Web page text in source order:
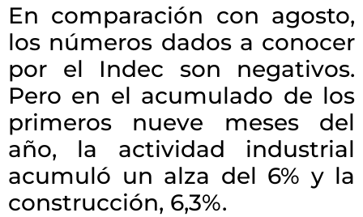
En comparación con agosto,
los números dados a conocer
por el Indec son negativos.
Pero en el acumulado de los
primeros nueve meses del
año, la actividad industrial
acumuló un alza del 6% y la
construcción, 6,3%.